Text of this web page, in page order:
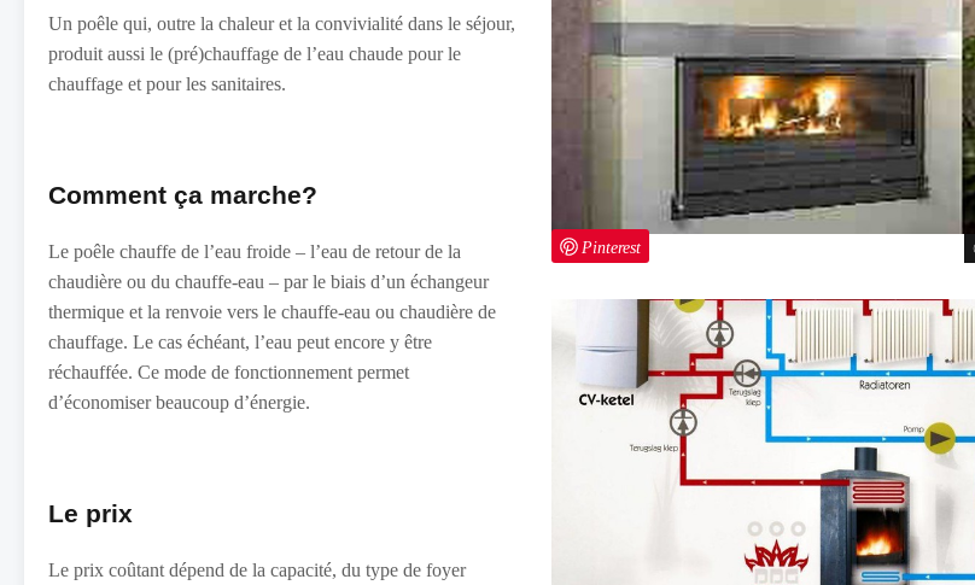
Pinterest
Un poêle qui, outre la chaleur et la convivialité dans le séjour,
produit aussi le (pré)chauffage de l’eau chaude pour le
chauffage et pour les sanitaires.
Comment ça marche?
Le poêle chauffe de l’eau froide – l’eau de retour de la
chaudière ou du chauffe-eau – par le biais d’un échangeur
thermique et la renvoie vers le chauffe-eau ou chaudière de
chauffage. Le cas échéant, l’eau peut encore y être
réchauffée. Ce mode de fonctionnement permet
d’économiser beaucoup d’énergie.
Le prix
Le prix coûtant dépend de la capacité, du type de foyer